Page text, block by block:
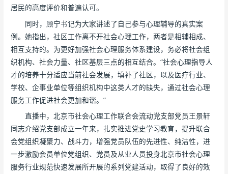
居民的高度评价和普遍认可。
同时，顾宁书记为大家讲述了自己参与心理辅导的真实案
例。她指出，社区工作离不开社会心理工作，两者是相辅相成、
相互支持的。为更好加强社会心理服务体系建设，务必将社会组
织机构、社会力量、社区基层三点的相互结合。“社会心理指导人
才的培养十分适应当前社会发展，填补了社区，以及医疗行业、
学校、企事业单位等组织机构中这类人才的缺失，通过社会心理
服务工作促进社会更加和谐。”
直播中，北京市社会心理工作联合会流动党支部党员王景轩
同志介绍党支部成立一年来，扎实推进党史学习教育，提升联合
会党组织凝聚力、战斗力，增强党员队伍的先进性、纯洁性，进
一步激励会员单位党组织、党员及从业人员投身北京市社会心理
服务行业规范快速发展所开展的系列党建活动，取得了良好的效